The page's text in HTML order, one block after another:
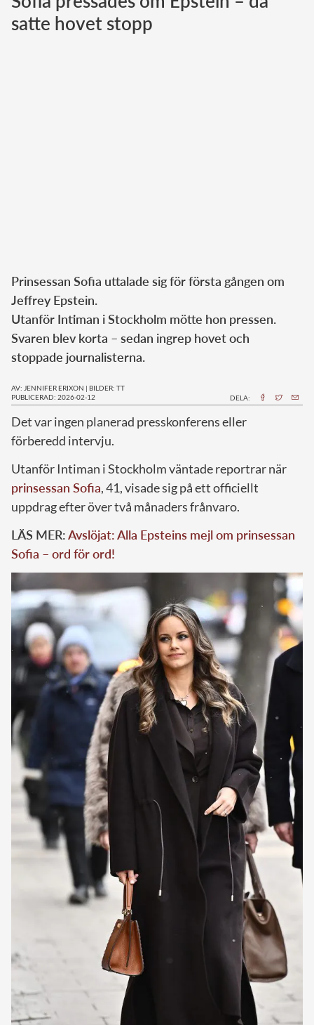
Norska kungahuset
satte hovet stopp
Prinsessan Sofia uttalade sig för första gången om
Jeffrey Epstein.
Utanför Intiman i Stockholm mötte hon pressen.
Svaren blev korta – sedan ingrep hovet och
stoppade journalisterna.
AV: JENNIFER ERIXON | BILDER: TT
PUBLICERAD: 2026-02-12
DELA:
Det var ingen planerad presskonferens eller
förberedd intervju.
Utanför Intiman i Stockholm väntade reportrar när
prinsessan Sofia, 41, visade sig på ett officiellt
uppdrag efter över två månaders frånvaro.
LÄS MER:Avslöjat: Alla Epsteins mejl om prinsessan
Sofia – ord för ord!